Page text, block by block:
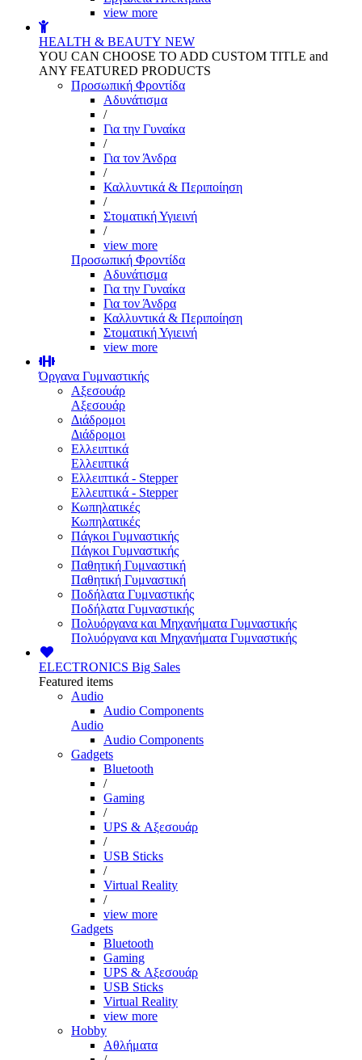
view more
HEALTH & BEAUTY NEW
YOU CAN CHOOSE TO ADD CUSTOM TITLE and
ANY FEATURED PRODUCTS
Προσωπική Φροντίδα
Αδυνάτισμα
/
Για την Γυναίκα
/
Για τον Άνδρα
/
Καλλυντικά & Περιποίηση
/
Στοματική Υγιεινή
/
view more
Προσωπική Φροντίδα
Αδυνάτισμα
Για την Γυναίκα
Για τον Άνδρα
Καλλυντικά & Περιποίηση
Στοματική Υγιεινή
view more
Όργανα Γυμναστικής
Αξεσουάρ
Αξεσουάρ
Διάδρομοι
Διάδρομοι
Ελλειπτικά
Ελλειπτικά
Ελλειπτικά - Stepper
Ελλειπτικά - Stepper
Κωπηλατικές
Κωπηλατικές
Πάγκοι Γυμναστικής
Πάγκοι Γυμναστικής
Παθητική Γυμναστική
Παθητική Γυμναστική
Ποδήλατα Γυμναστικής
Ποδήλατα Γυμναστικής
Πολυόργανα και Μηχανήματα Γυμναστικής
Πολυόργανα και Μηχανήματα Γυμναστικής
ELECTRONICS Big Sales
Featured items
Audio
Audio Components
Audio
Audio Components
Gadgets
Bluetooth
/
Gaming
/
UPS & Αξεσουάρ
/
USB Sticks
/
Virtual Reality
/
view more
Gadgets
Bluetooth
Gaming
UPS & Αξεσουάρ
USB Sticks
Virtual Reality
view more
Hobby
Αθλήματα